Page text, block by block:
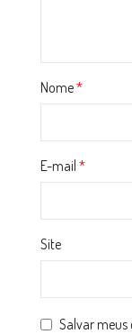
Nome*
E-mail *
Site
Salvar